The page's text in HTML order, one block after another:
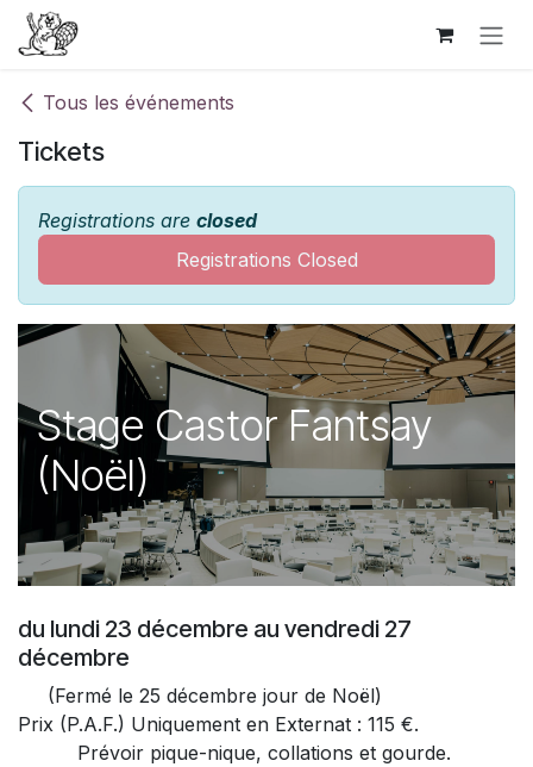
Se rendre au contenu
Tous les événements
Tickets
Registrations are closed
Registrations Closed
Stage Castor Fantsay
(Noël)
du lundi 23 décembre au vendredi 27
décembre
(Fermé le 25 décembre jour de Noël)
Prix (P.A.F.) Uniquement en Externat : 115 €.
Prévoir pique-nique, collations et gourde.